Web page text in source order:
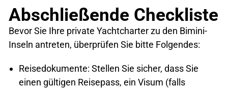
Abschließende Checkliste
Bevor Sie Ihre private Yachtcharter zu den Bimini-
Inseln antreten, überprüfen Sie bitte Folgendes:
Reisedokumente: Stellen Sie sicher, dass Sie
einen gültigen Reisepass, ein Visum (falls